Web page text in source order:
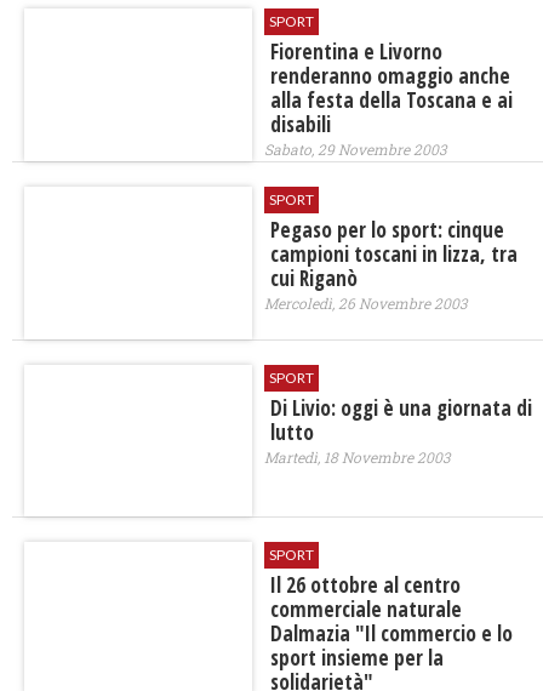
SPORT
Fiorentina e Livorno
renderanno omaggio anche
alla festa della Toscana e ai
disabili
Sabato, 29 Novembre 2003
SPORT
Pegaso per lo sport: cinque
campioni toscani in lizza, tra
cui Riganò
Mercoledì, 26 Novembre 2003
SPORT
Di Livio: oggi è una giornata di
lutto
Martedì, 18 Novembre 2003
SPORT
Il 26 ottobre al centro
commerciale naturale
Dalmazia "Il commercio e lo
sport insieme per la
solidarietà"